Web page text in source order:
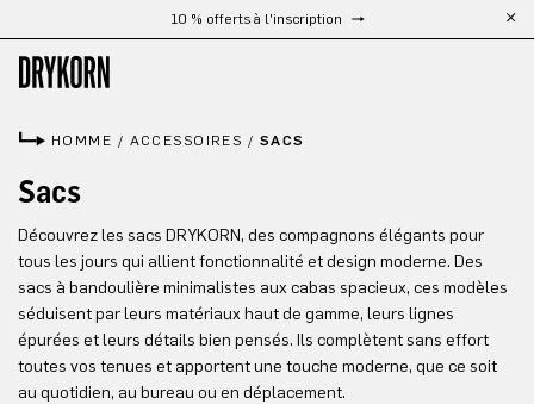
Passer au contenu principal10 % offerts à l'inscription
HOMME / ACCESSOIRES / SACS
Sacs
Découvrez les sacs DRYKORN, des compagnons élégants pour
tous les jours qui allient fonctionnalité et design moderne. Des
sacs à bandoulière minimalistes aux cabas spacieux, ces modèles
séduisent par leurs matériaux haut de gamme, leurs lignes
épurées et leurs détails bien pensés. Ils complètent sans effort
toutes vos tenues et apportent une touche moderne, que ce soit
au quotidien, au bureau ou en déplacement.